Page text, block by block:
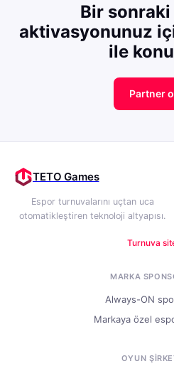
Bir
aktivasyonunuz
ile
Partner
TETO Games
Espor turnuvalarını uçtan uca
otomatikleştiren teknoloji altyapısı.
Turnuva
MARKA
Always-ON
Markaya özel
OYUN